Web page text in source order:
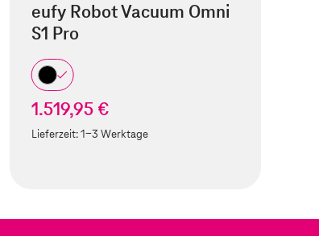
eufy Robot Vacuum Omni
S1 Pro
1.519,95 €
Lieferzeit:1-3 Werktage